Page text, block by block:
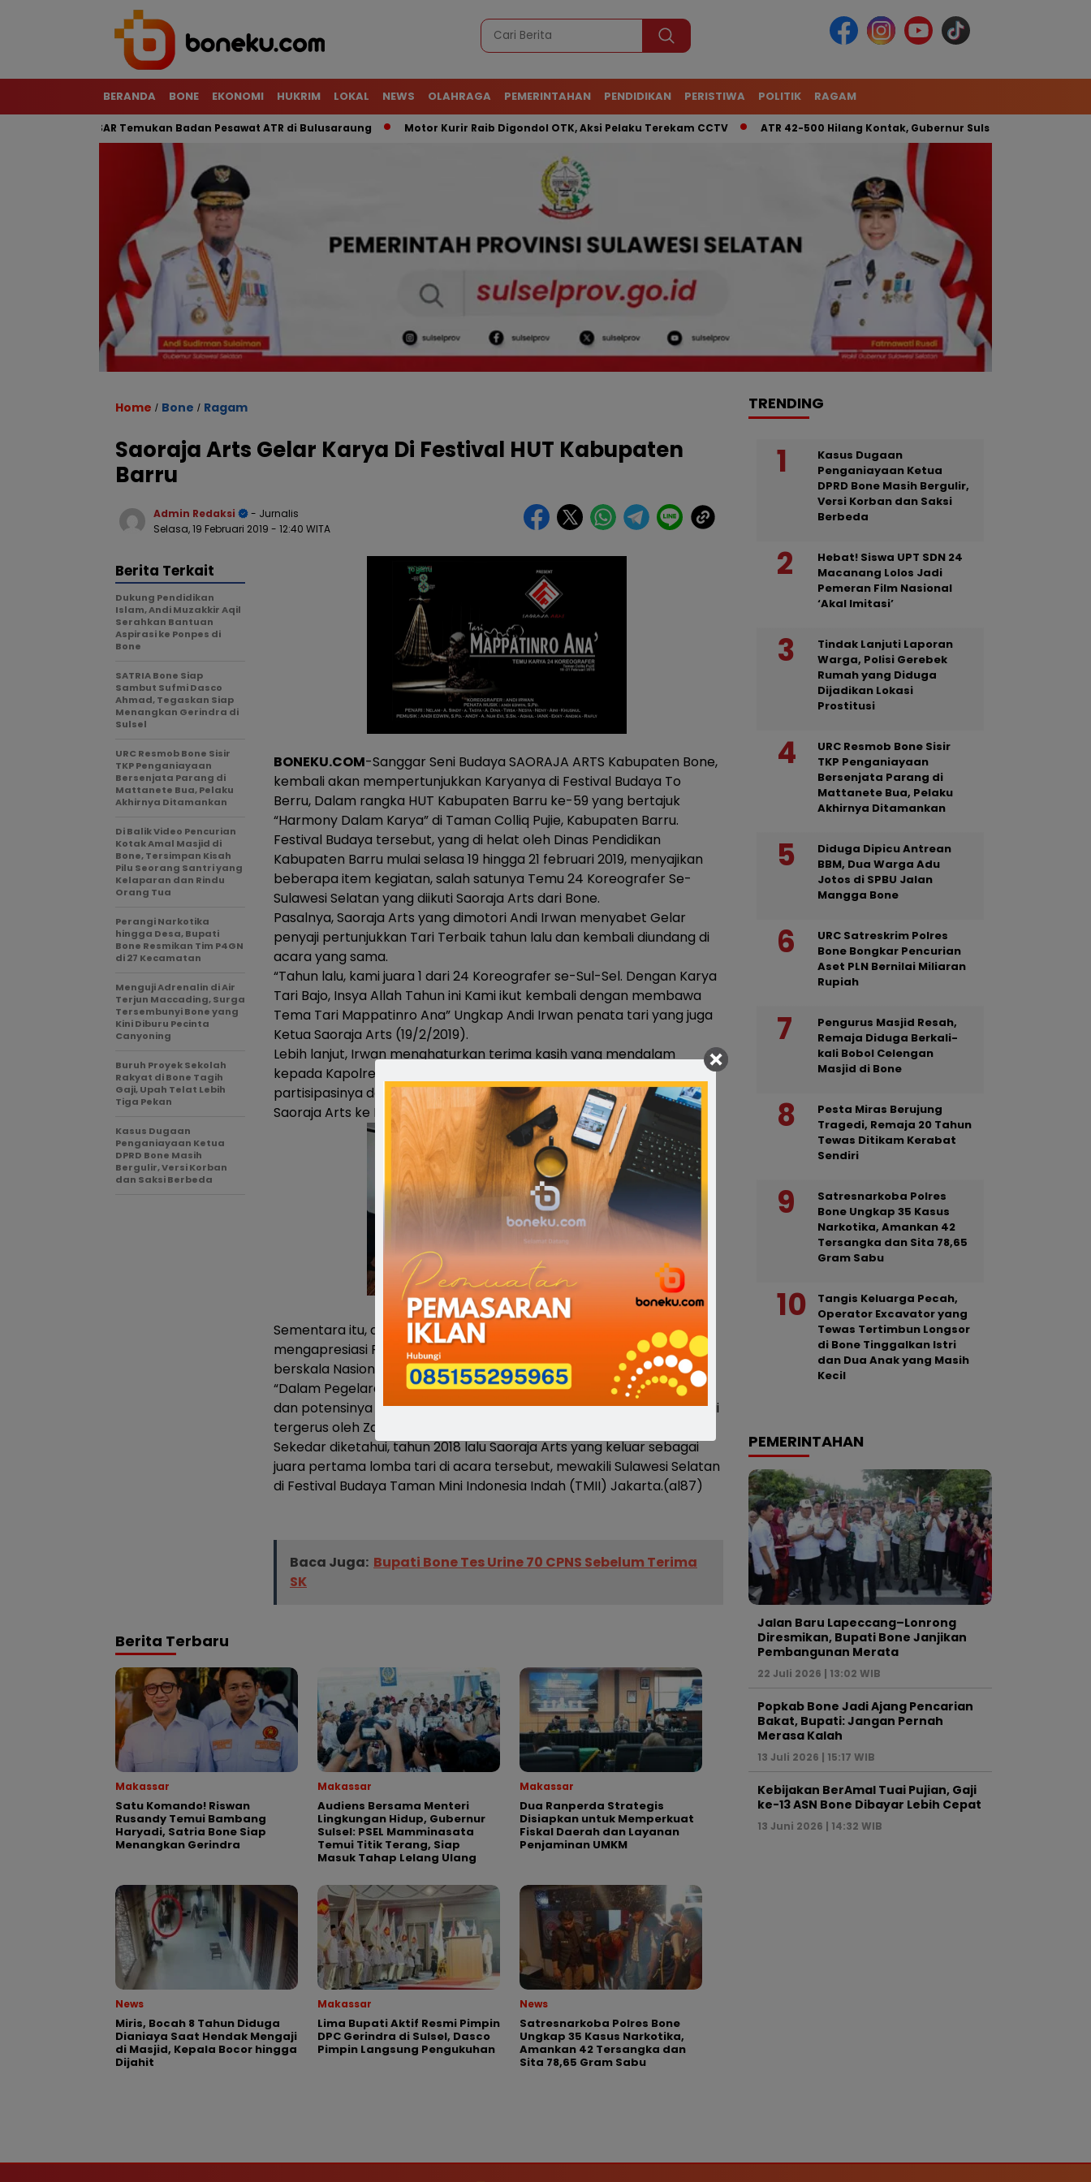
BERANDA BONE EKONOMI HUKRIM LOKAL NEWS OLAHRAGA PEMERINTAHAN PENDIDIKAN PERISTIWA POLITIK RAGAM
Tim SAR Temukan Badan Pesawat ATR di Bulusaraung Motor Kurir Raib Digondol OTK, Aksi Pelaku Terekam CCTV ATR 42-500 Hilang Kontak, Gubernur Sulsel: Kita Kerahkan Tim
Home / Bone / Ragam
Saoraja Arts Gelar Karya Di Festival HUT Kabupaten
Barru
Admin Redaksi
- Jurnalis
Selasa, 19 Februari 2019 - 12:40 WITA
BONEKU.COM-Sanggar Seni Budaya SAORAJA ARTS Kabupaten Bone,
kembali akan mempertunjukkan Karyanya di Festival Budaya To
Berru, Dalam rangka HUT Kabupaten Barru ke-59 yang bertajuk
“Harmony Dalam Karya” di Taman Colliq Pujie, Kabupaten Barru.
Festival Budaya tersebut, yang di helat oleh Dinas Pendidikan
Kabupaten Barru mulai selasa 19 hingga 21 februari 2019, menyajikan
beberapa item kegiatan, salah satunya Temu 24 Koreografer Se-
Sulawesi Selatan yang diikuti Saoraja Arts dari Bone.
Pasalnya, Saoraja Arts yang dimotori Andi Irwan menyabet Gelar
penyaji pertunjukkan Tari Terbaik tahun lalu dan kembali diundang di
acara yang sama.
“Tahun lalu, kami juara 1 dari 24 Koreografer se-Sul-Sel. Dengan Karya
Tari Bajo, Insya Allah Tahun ini Kami ikut kembali dengan membawa
Tema Tari Mappatinro Ana” Ungkap Andi Irwan penata tari yang juga
Ketua Saoraja Arts (19/2/2019).
Lebih lanjut, Irwan menghaturkan terima kasih yang mendalam
kepada Kapolres Bone, AKBP Muhammad Kadar Islam Kasim atas
partisipasinya dalam bentuk Transportasi dan Akomodasi kepada
Saoraja Arts ke Barru Ungkapnya.
Sementara itu, ditempat terpisah, Seniman Bone Boer Flute
mengapresiasi Festival Budaya To Berru yang menyatukan Karya Tari
berskala Nasional.
“Dalam Pegelaran seperti inilah pekerja seni bisa meluapkan karya
dan potensinya dalam seni budaya di kalangan anak muda yang mulai
tergerus oleh Zaman” jelasnya.
Sekedar diketahui, tahun 2018 lalu Saoraja Arts yang keluar sebagai
juara pertama lomba tari di acara tersebut, mewakili Sulawesi Selatan
di Festival Budaya Taman Mini Indonesia Indah (TMII) Jakarta.(al87)
Baca Juga: Bupati Bone Tes Urine 70 CPNS Sebelum Terima
SK
Berita Terkait
Dukung Pendidikan
Islam, Andi Muzakkir Aqil
Serahkan Bantuan
Aspirasi ke Ponpes di
Bone
SATRIA Bone Siap
Sambut Sufmi Dasco
Ahmad, Tegaskan Siap
Menangkan Gerindra di
Sulsel
URC Resmob Bone Sisir
TKP Penganiayaan
Bersenjata Parang di
Mattanete Bua, Pelaku
Akhirnya Ditamankan
Di Balik Video Pencurian
Kotak Amal Masjid di
Bone, Tersimpan Kisah
Pilu Seorang Santri yang
Kelaparan dan Rindu
Orang Tua
Perangi Narkotika
hingga Desa, Bupati
Bone Resmikan Tim P4GN
di 27 Kecamatan
Menguji Adrenalin di Air
Terjun Maccading, Surga
Tersembunyi Bone yang
Kini Diburu Pecinta
Canyoning
Buruh Proyek Sekolah
Rakyat di Bone Tagih
Gaji, Upah Telat Lebih
Tiga Pekan
Kasus Dugaan
Penganiayaan Ketua
DPRD Bone Masih
Bergulir, Versi Korban
dan Saksi Berbeda
Berita Terbaru
Makassar
Satu Komando! Riswan
Rusandy Temui Bambang
Haryadi, Satria Bone Siap
Menangkan Gerindra
Makassar
Audiens Bersama Menteri
Lingkungan Hidup, Gubernur
Sulsel: PSEL Mamminasata
Temui Titik Terang, Siap
Masuk Tahap Lelang Ulang
Makassar
Dua Ranperda Strategis
Disiapkan untuk Memperkuat
Fiskal Daerah dan Layanan
Penjaminan UMKM
News
Miris, Bocah 8 Tahun Diduga
Dianiaya Saat Hendak Mengaji
di Masjid, Kepala Bocor hingga
Dijahit
Makassar
Lima Bupati Aktif Resmi Pimpin
DPC Gerindra di Sulsel, Dasco
Pimpin Langsung Pengukuhan
News
Satresnarkoba Polres Bone
Ungkap 35 Kasus Narkotika,
Amankan 42 Tersangka dan
Sita 78,65 Gram Sabu
TRENDING
Kasus Dugaan
Penganiayaan Ketua
DPRD Bone Masih Bergulir,
Versi Korban dan Saksi
Berbeda
Hebat! Siswa UPT SDN 24
Macanang Lolos Jadi
Pemeran Film Nasional
‘Akal Imitasi’
Tindak Lanjuti Laporan
Warga, Polisi Gerebek
Rumah yang Diduga
Dijadikan Lokasi
Prostitusi
URC Resmob Bone Sisir
TKP Penganiayaan
Bersenjata Parang di
Mattanete Bua, Pelaku
Akhirnya Ditamankan
Diduga Dipicu Antrean
BBM, Dua Warga Adu
Jotos di SPBU Jalan
Mangga Bone
URC Satreskrim Polres
Bone Bongkar Pencurian
Aset PLN Bernilai Miliaran
Rupiah
Pengurus Masjid Resah,
Remaja Diduga Berkali-
kali Bobol Celengan
Masjid di Bone
Pesta Miras Berujung
Tragedi, Remaja 20 Tahun
Tewas Ditikam Kerabat
Sendiri
Satresnarkoba Polres
Bone Ungkap 35 Kasus
Narkotika, Amankan 42
Tersangka dan Sita 78,65
Gram Sabu
Tangis Keluarga Pecah,
Operator Excavator yang
Tewas Tertimbun Longsor
di Bone Tinggalkan Istri
dan Dua Anak yang Masih
Kecil
PEMERINTAHAN
Jalan Baru Lapeccang–Lonrong
Diresmikan, Bupati Bone Janjikan
Pembangunan Merata
22 Juli 2026 | 13:02 WIB
Popkab Bone Jadi Ajang Pencarian
Bakat, Bupati: Jangan Pernah
Merasa Kalah
13 Juli 2026 | 15:17 WIB
Kebijakan BerAmal Tuai Pujian, Gaji
ke-13 ASN Bone Dibayar Lebih Cepat
13 Juni 2026 | 14:32 WIB